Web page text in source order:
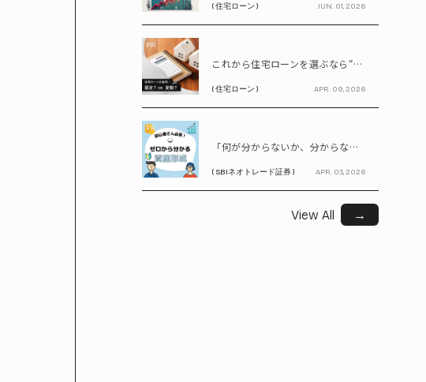
( 住宅ローン ) JUN. 01, 2026
PR
これから住宅ローンを選ぶなら“固定vs変動”どちらが正解? 9割が利用したいと答えた「いま決めなくてもいい」ローンとは!?
( 住宅ローン ) APR. 09, 2026
PR
「何が分からないか、分からない」から卒業！ SBIネオトレード証券で学ぶ、はじめての資産形成
( SBIネオトレード証券 ) APR. 03, 2026
View All →